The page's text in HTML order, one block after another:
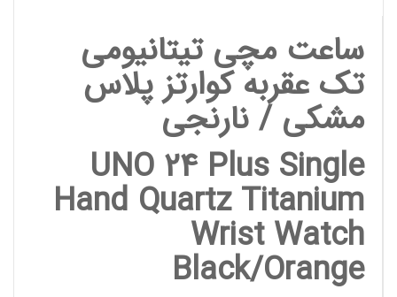
ساعت مچی تیتانیومی
تک عقربه کوارتز پلاس
مشکی / نارنجی
UNO 24 Plus Single
Hand Quartz Titanium
Wrist Watch
Black/Orange